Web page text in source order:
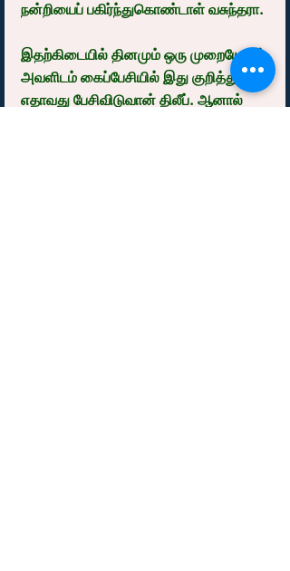
நன்றியைப் பகிர்ந்துகொண்டாள் வசுந்தரா.
இதற்கிடையில் தினமும் ஒரு முறையேனும்
அவளிடம் கைப்பேசியில் இது குறித்து
எதாவது பேசிவிடுவான் திலீப். ஆனால்